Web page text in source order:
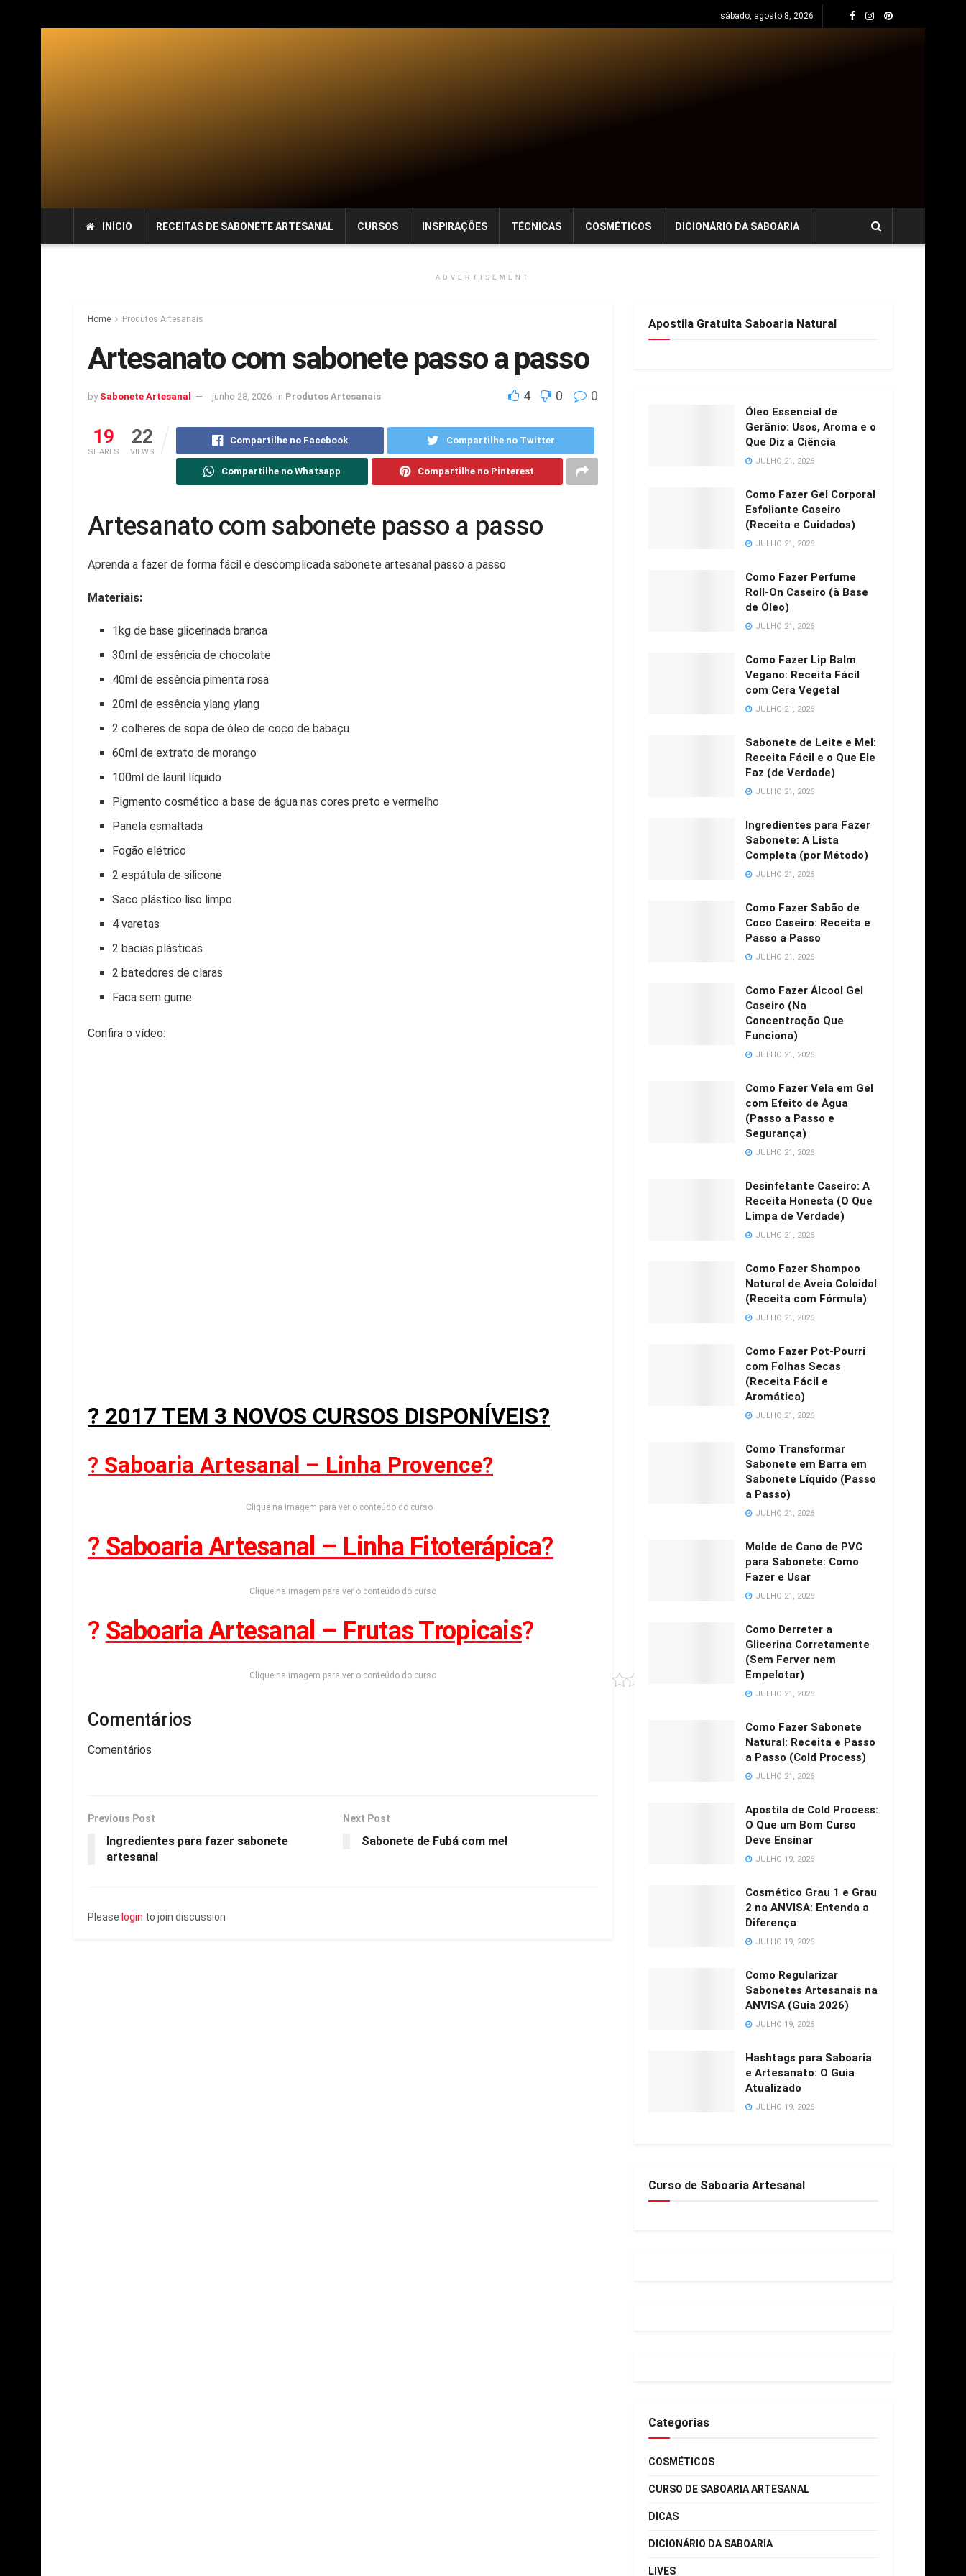
sábado, agosto 8, 2026
INÍCIO RECEITAS DE SABONETE ARTESANAL CURSOS INSPIRAÇÕES TÉCNICAS COSMÉTICOS DICIONÁRIO DA SABOARIA
ADVERTISEMENT
Home Produtos Artesanais
Artesanato com sabonete passo a passo
by Sabonete Artesanal junho 28, 2026 in Produtos Artesanais 4 0 0
19
SHARES
22
VIEWS
Compartilhe no Facebook Compartilhe no Twitter
Compartilhe no Whatsapp Compartilhe no Pinterest
Artesanato com sabonete passo a passo
Aprenda a fazer de forma fácil e descomplicada sabonete artesanal passo a passo
Materiais:
1kg de base glicerinada branca
30ml de essência de chocolate
40ml de essência pimenta rosa
20ml de essência ylang ylang
2 colheres de sopa de óleo de coco de babaçu
60ml de extrato de morango
100ml de lauril líquido
Pigmento cosmético a base de água nas cores preto e vermelho
Panela esmaltada
Fogão elétrico
2 espátula de silicone
Saco plástico liso limpo
4 varetas
2 bacias plásticas
2 batedores de claras
Faca sem gume
Confira o vídeo:
? 2017 TEM 3 NOVOS CURSOS DISPONÍVEIS?
? Saboaria Artesanal – Linha Provence?
Clique na imagem para ver o conteúdo do curso
? Saboaria Artesanal – Linha Fitoterápica?
Clique na imagem para ver o conteúdo do curso
? Saboaria Artesanal – Frutas Tropicais?
Clique na imagem para ver o conteúdo do curso
Comentários
Comentários
Previous Post
Ingredientes para fazer sabonete
artesanal
Next Post
Sabonete de Fubá com mel
Please login to join discussion
Apostila Gratuita Saboaria Natural
Óleo Essencial de
Gerânio: Usos, Aroma e o
Que Diz a Ciência
JULHO 21, 2026
Como Fazer Gel Corporal
Esfoliante Caseiro
(Receita e Cuidados)
JULHO 21, 2026
Como Fazer Perfume
Roll-On Caseiro (à Base
de Óleo)
JULHO 21, 2026
Como Fazer Lip Balm
Vegano: Receita Fácil
com Cera Vegetal
JULHO 21, 2026
Sabonete de Leite e Mel:
Receita Fácil e o Que Ele
Faz (de Verdade)
JULHO 21, 2026
Ingredientes para Fazer
Sabonete: A Lista
Completa (por Método)
JULHO 21, 2026
Como Fazer Sabão de
Coco Caseiro: Receita e
Passo a Passo
JULHO 21, 2026
Como Fazer Álcool Gel
Caseiro (Na
Concentração Que
Funciona)
JULHO 21, 2026
Como Fazer Vela em Gel
com Efeito de Água
(Passo a Passo e
Segurança)
JULHO 21, 2026
Desinfetante Caseiro: A
Receita Honesta (O Que
Limpa de Verdade)
JULHO 21, 2026
Como Fazer Shampoo
Natural de Aveia Coloidal
(Receita com Fórmula)
JULHO 21, 2026
Como Fazer Pot-Pourri
com Folhas Secas
(Receita Fácil e
Aromática)
JULHO 21, 2026
Como Transformar
Sabonete em Barra em
Sabonete Líquido (Passo
a Passo)
JULHO 21, 2026
Molde de Cano de PVC
para Sabonete: Como
Fazer e Usar
JULHO 21, 2026
Como Derreter a
Glicerina Corretamente
(Sem Ferver nem
Empelotar)
JULHO 21, 2026
Como Fazer Sabonete
Natural: Receita e Passo
a Passo (Cold Process)
JULHO 21, 2026
Apostila de Cold Process:
O Que um Bom Curso
Deve Ensinar
JULHO 19, 2026
Cosmético Grau 1 e Grau
2 na ANVISA: Entenda a
Diferença
JULHO 19, 2026
Como Regularizar
Sabonetes Artesanais na
ANVISA (Guia 2026)
JULHO 19, 2026
Hashtags para Saboaria
e Artesanato: O Guia
Atualizado
JULHO 19, 2026
Curso de Saboaria Artesanal
Categorias
COSMÉTICOS
CURSO DE SABOARIA ARTESANAL
DICAS
DICIONÁRIO DA SABOARIA
LIVES